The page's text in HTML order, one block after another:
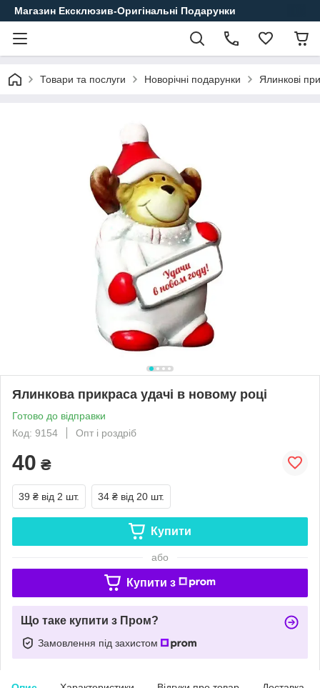
Магазин Ексклюзив-Оригінальні Подарунки
Товари та послуги Новорічні подарунки Ялинкові
Ялинкова прикраса удачі в новому році
Готово до відправки
Код: 9154
Опт і роздріб
40 ₴
39 ₴ від 2 шт. 34 ₴ від 20 шт.
Купити
або
Купити з
Що таке купити з Пром?
Замовлення під захистом